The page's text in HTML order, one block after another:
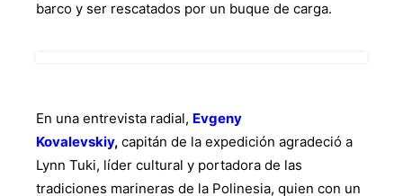
barco y ser rescatados por un buque de carga.
En una entrevista radial, Evgeny
Kovalevskiy, capitán de la expedición agradeció a
Lynn Tuki, líder cultural y portadora de las
tradiciones marineras de la Polinesia, quien con un